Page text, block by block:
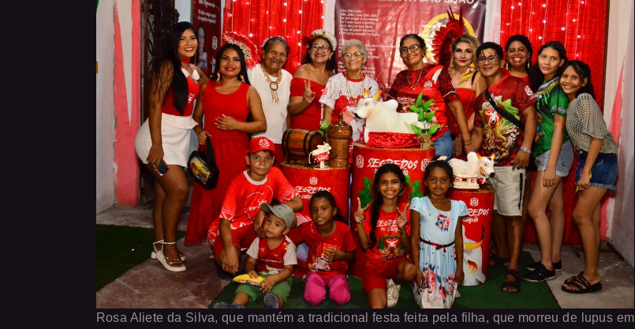
Rosa Aliete da Silva, que mantém a tradicional festa feita pela filha, que morreu de lupus em